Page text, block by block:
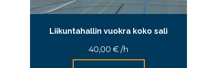
Liikuntahallin vuokra koko sali
40,00 € /h